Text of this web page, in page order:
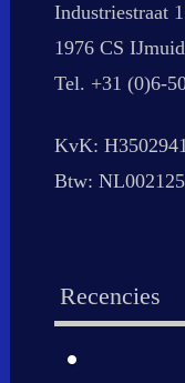
Industriestraat
1976 CS
Tel. +31 (0)6-
KvK:
Btw:
Recencies